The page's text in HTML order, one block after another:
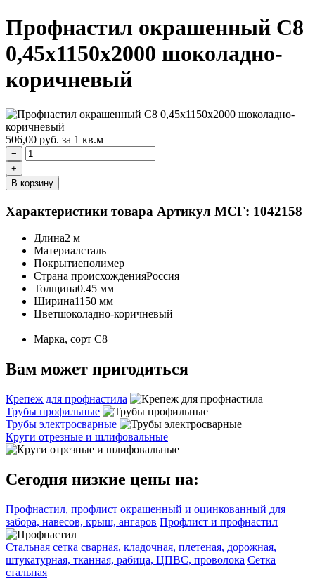
Профнастил окрашенный С8
0,45x1150x2000 шоколадно-
коричневый
506,00 руб. за 1 кв.м
−
+
В корзину
Характеристики товара Артикул МСГ: 1042158
Длина2 м
Материалсталь
Покрытиеполимер
Страна происхожденияРоссия
Толщина0.45 мм
Ширина1150 мм
Цветшоколадно-коричневый
Марка, сорт С8
Вам может пригодиться
Крепеж для профнастила
Трубы профильные
Трубы электросварные
Круги отрезные и шлифовальные
Сегодня низкие цены на:
Профнастил, профлист окрашенный и оцинкованный для
забора, навесов, крыш, ангаров Профлист и профнастил
Стальная сетка сварная, кладочная, плетеная, дорожная,
штукатурная, тканная, рабица, ЦПВС, проволока Сетка
стальная